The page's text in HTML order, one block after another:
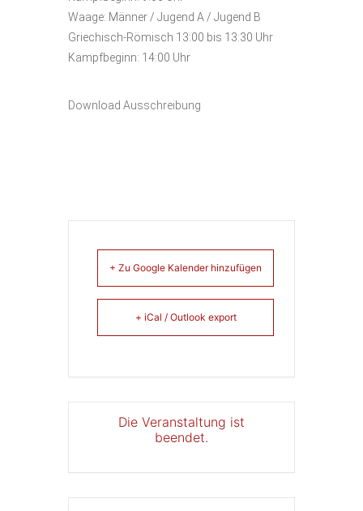
Waage: Männer / Jugend A / Jugend B
Griechisch-Römisch 13:00 bis 13:30 Uhr
Kampfbeginn: 14:00 Uhr
Download Ausschreibung
+ Zu Google Kalender hinzufügen
+ iCal / Outlook export
Die Veranstaltung ist
beendet.